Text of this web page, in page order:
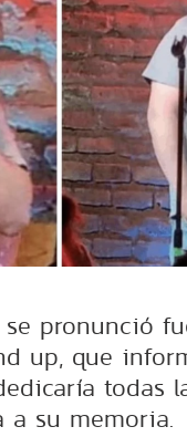
pronunció
up, que
todas
a su memoria.